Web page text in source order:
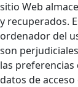
sitio Web
y recuperados.
ordenador del
son
las
datos de